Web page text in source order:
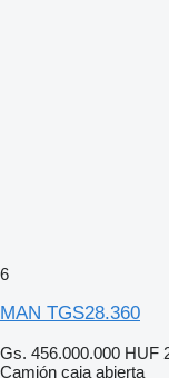
6
MAN TGS28.360
Gs. 456.000.000 HUF
Camión caja abierta